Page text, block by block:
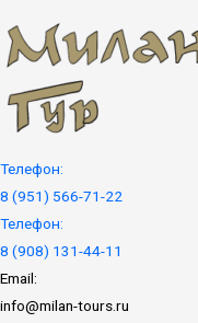
Телефон:
8 (951) 566-71-22
Телефон:
8 (908) 131-44-11
Email:
info@milan-tours.ru